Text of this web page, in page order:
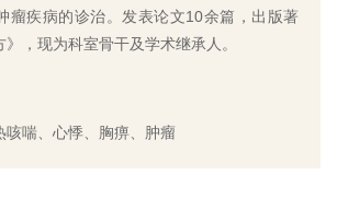
瘤疾病的诊治。发表论文10余篇，出版著
，现为科室骨干及学术继承人。
咳喘、心悸、胸痹、肿瘤